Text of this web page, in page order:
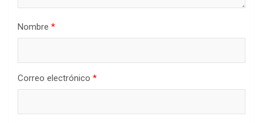
Nombre *
Correo electrónico *